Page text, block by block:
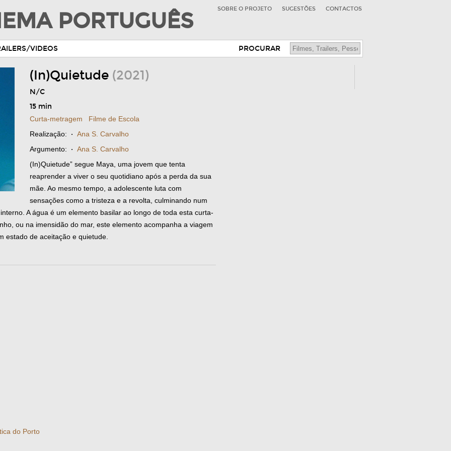
PORTUGUÊS SOBRE O PROJETO SUGESTÕES CONTACTOS
VIDEOS PROCURAR
(In)Quietude (2021)
N/C
15 min
Curta-metragem
Filme de Escola
Realização: · Ana S. Carvalho
Argumento: · Ana S. Carvalho
(In)Quietude” segue Maya, uma jovem que tenta
reaprender a viver o seu quotidiano após a perda da sua
mãe. Ao mesmo tempo, a adolescente luta com
sensações como a tristeza e a revolta, culminando num
A água é um elemento basilar ao longo de toda esta curta-
ou na imensidão do mar, este elemento acompanha a viagem
estado de aceitação e quietude.
do Porto